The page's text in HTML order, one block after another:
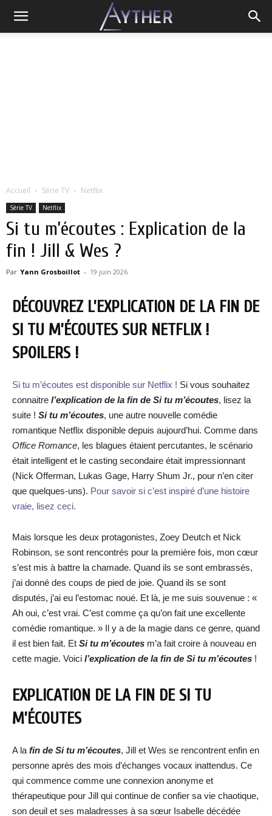
Accueil Série TV Netflix
Série TV Netflix
Si tu m’écoutes : Explication de la
fin ! Jill & Wes ?
Par Yann Grosboillot - 19 juin 2026
DÉCOUVREZ L’EXPLICATION DE LA FIN DE
SI TU M’ÉCOUTES SUR NETFLIX !
SPOILERS !
Si tu m’écoutes est disponible sur Netflix ! Si vous souhaitez
connaitre l’explication de la fin de Si tu m’écoutes, lisez la
suite ! Si tu m’écoutes, une autre nouvelle comédie
romantique Netflix disponible depuis aujourd’hui. Comme dans
Office Romance, les blagues étaient percutantes, le scénario
était intelligent et le casting secondaire était impressionnant
(Nick Offerman, Lukas Gage, Harry Shum Jr., pour n’en citer
que quelques-uns). Pour savoir si c’est inspiré d’une histoire
vraie, lisez ceci.
Mais lorsque les deux protagonistes, Zoey Deutch et Nick
Robinson, se sont rencontrés pour la première fois, mon cœur
s’est mis à battre la chamade. Quand ils se sont embrassés,
j’ai donné des coups de pied de joie. Quand ils se sont
disputés, j’ai eu l’estomac noué. Et là, je me suis souvenue : «
Ah oui, c’est vrai. C’est comme ça qu’on fait une excellente
comédie romantique. » Il y a de la magie dans ce genre, quand
il est bien fait. Et Si tu m’écoutes m’a fait croire à nouveau en
cette magie. Voici l’explication de la fin de Si tu m’écoutes !
EXPLICATION DE LA FIN DE SI TU
M’ÉCOUTES
A la fin de Si tu m’écoutes, Jill et Wes se rencontrent enfin en
personne après des mois d’échanges vocaux inattendus. Ce
qui commence comme une connexion anonyme et
thérapeutique pour Jill qui continue de confier sa vie chaotique,
son deuil et ses maladresses à sa sœur Isabelle décédée